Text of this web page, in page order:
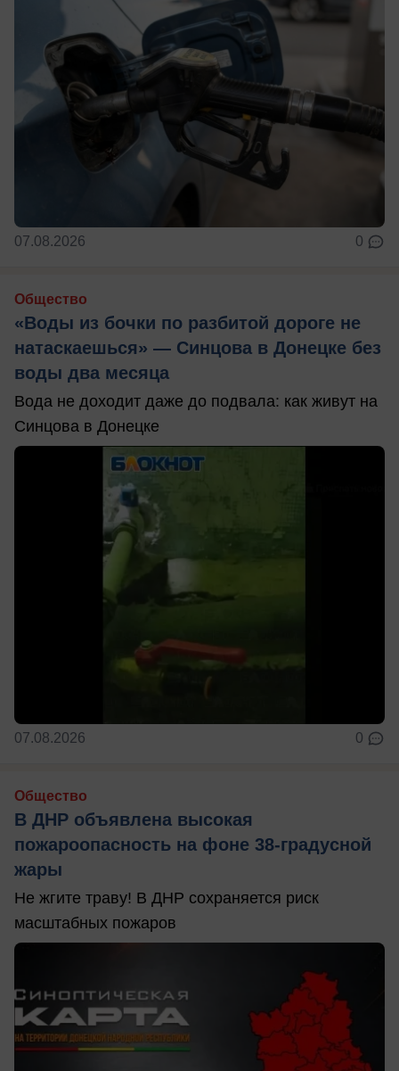
07.08.2026 0
Общество
«Воды из бочки по разбитой дороге не
натаскаешься» — Синцова в Донецке без
воды два месяца
Вода не доходит даже до подвала: как живут на
Синцова в Донецке
07.08.2026 0
Общество
В ДНР объявлена высокая
пожароопасность на фоне 38-градусной
жары
Не жгите траву! В ДНР сохраняется риск
масштабных пожаров